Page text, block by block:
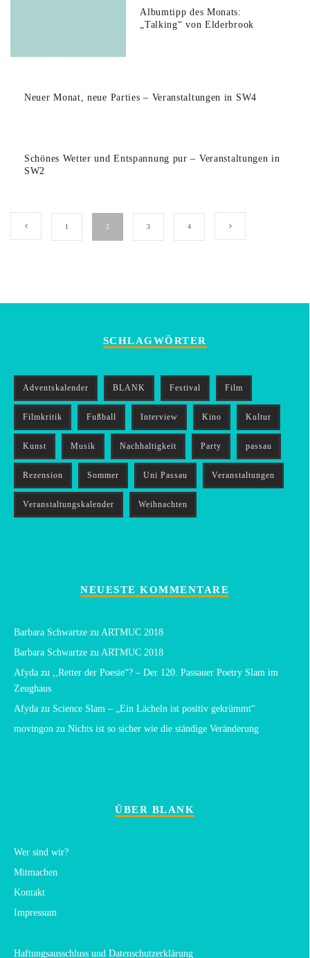
Albumtipp des Monats:
„Talking“ von Elderbrook
Neuer Monat, neue Parties – Veranstaltungen in SW4
Schönes Wetter und Entspannung pur – Veranstaltungen in
SW2
1 2 3 4
SCHLAGWÖRTER
Adventskalender BLANK Festival Film
Filmkritik Fußball Interview Kino Kultur
Kunst Musik Nachhaltigkeit Party passau
Rezension Sommer Uni Passau Veranstaltungen
Veranstaltungskalender Weihnachten
NEUESTE KOMMENTARE
Barbara Schwartze zu ARTMUC 2018
Barbara Schwartze zu ARTMUC 2018
Afyda zu ,,Retter der Poesie“? – Der 120. Passauer Poetry Slam im
Zeughaus
Afyda zu Science Slam – „Ein Lächeln ist positiv gekrümmt“
movingon zu Nichts ist so sicher wie die ständige Veränderung
ÜBER BLANK
Wer sind wir?
Mitmachen
Kontakt
Impressum
Haftungsausschluss und Datenschutzerklärung